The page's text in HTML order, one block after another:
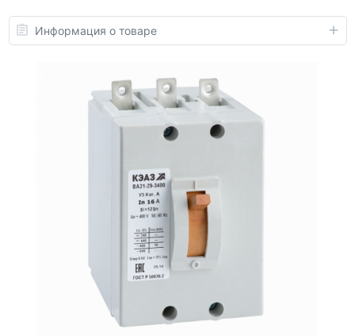
Информация о товаре